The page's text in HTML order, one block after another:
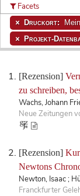
[Rezension]
zu schreiben,
Wachs, Johann
Neue Zeitungen
[Rezension]
Newtons
Newton, Isaac ;
Franckfurter
Facets
Druckort:
Projekt-